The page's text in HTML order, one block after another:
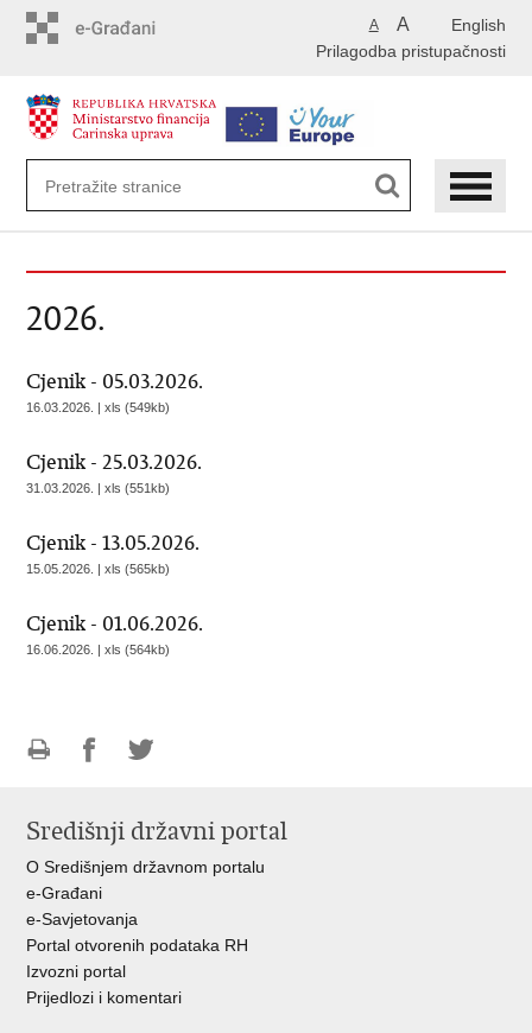
English
A A
Prilagodba pristupačnosti
2026.
Cjenik - 05.03.2026.
16.03.2026. | xls (549kb)
Cjenik - 25.03.2026.
31.03.2026. | xls (551kb)
Cjenik - 13.05.2026.
15.05.2026. | xls (565kb)
Cjenik - 01.06.2026.
16.06.2026. | xls (564kb)
FacebookuTwitteru
Središnji državni portal
O Središnjem državnom portalu
e-Građani
e-Savjetovanja
Portal otvorenih podataka RH
Izvozni portal
Prijedlozi i komentari